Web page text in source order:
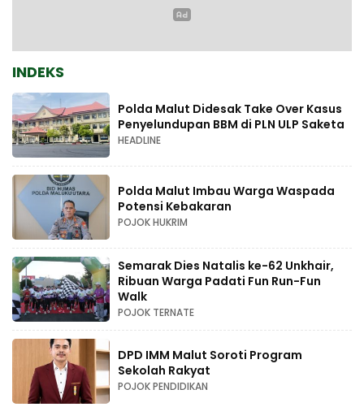
INDEKS
Polda Malut Didesak Take Over Kasus
Penyelundupan BBM di PLN ULP Saketa
HEADLINE
Polda Malut Imbau Warga Waspada
Potensi Kebakaran
POJOK HUKRIM
Semarak Dies Natalis ke-62 Unkhair,
Ribuan Warga Padati Fun Run-Fun
Walk
POJOK TERNATE
DPD IMM Malut Soroti Program
Sekolah Rakyat
POJOK PENDIDIKAN